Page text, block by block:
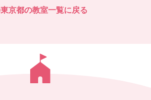
東京都の教室一覧に戻る